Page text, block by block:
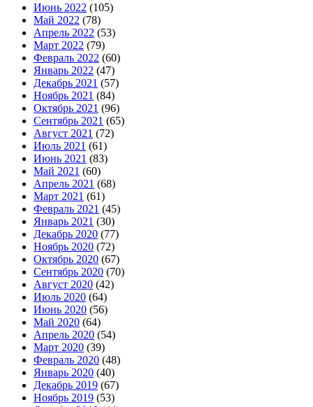
Июнь 2022 (105)
Май 2022 (78)
Апрель 2022 (53)
Март 2022 (79)
Февраль 2022 (60)
Январь 2022 (47)
Декабрь 2021 (57)
Ноябрь 2021 (84)
Октябрь 2021 (96)
Сентябрь 2021 (65)
Август 2021 (72)
Июль 2021 (61)
Июнь 2021 (83)
Май 2021 (60)
Апрель 2021 (68)
Март 2021 (61)
Февраль 2021 (45)
Январь 2021 (30)
Декабрь 2020 (77)
Ноябрь 2020 (72)
Октябрь 2020 (67)
Сентябрь 2020 (70)
Август 2020 (42)
Июль 2020 (64)
Июнь 2020 (56)
Май 2020 (64)
Апрель 2020 (54)
Март 2020 (39)
Февраль 2020 (48)
Январь 2020 (40)
Декабрь 2019 (67)
Ноябрь 2019 (53)